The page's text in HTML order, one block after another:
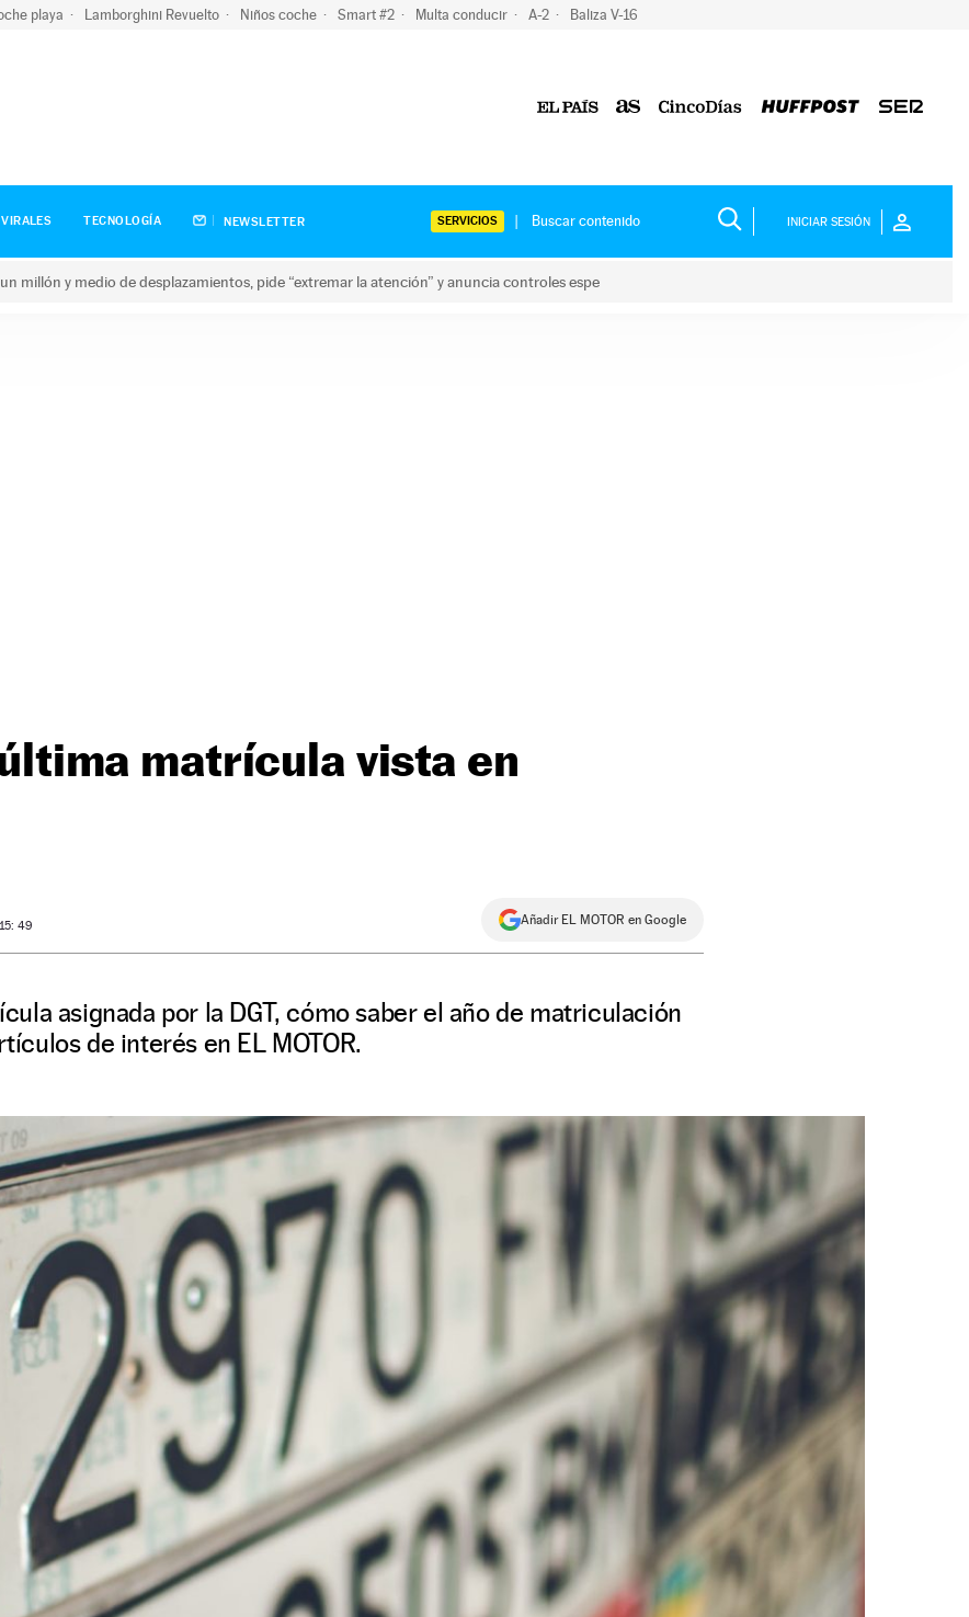
playa Lamborghini Revuelto Niños coche Smart #2 Multa conducir A-2 Baliza V-16
VIRALES TECNOLOGÍA NEWSLETTER SERVICIOS INICIAR SESIÓN
millón y medio de desplazamientos, pide “extremar la atención” y anuncia controles espe
matrícula vista en
49 Añadir EL MOTOR en Google
asignada por la DGT, cómo saber el año de matriculación
de interés en EL MOTOR.